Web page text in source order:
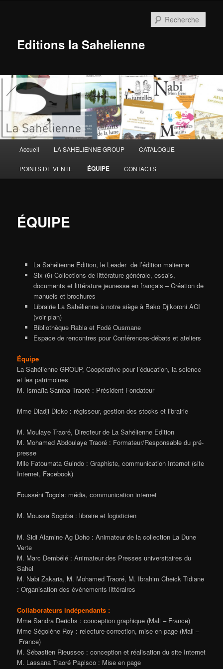
Editions la Sahelienne
principal
Accueil LA SAHELIENNE GROUP CATALOGUE
POINTS DE VENTE ÉQUIPE CONTACTS
ÉQUIPE
La Sahélienne Edition, le Leader de l’édition malienne
Six (6) Collections de littérature générale, essais,
documents et littérature jeunesse en français – Création de
manuels et brochures
Librairie La Sahélienne à notre siège à Bako Djikoroni ACI
(voir plan)
Bibliothèque Rabia et Fodé Ousmane
Espace de rencontres pour Conférences-débats et ateliers
Équipe
La Sahélienne GROUP, Coopérative pour l’éducation, la science
et les patrimoines
M. Ismaïla Samba Traoré : Président-Fondateur
Mme Diadji Dicko : régisseur, gestion des stocks et librairie
M. Moulaye Traoré, Directeur de La Sahélienne Edition
M. Mohamed Abdoulaye Traoré : Formateur/Responsable du pré-
presse
Mlle Fatoumata Guindo : Graphiste, communication Internet (site
Internet, Facebook)
Fousséni Togola: média, communication internet
M. Moussa Sogoba : libraire et logisticien
M. Sidi Alamine Ag Doho : Animateur de la collection La Dune
Verte
M. Marc Dembélé : Animateur des Presses universitaires du
Sahel
M. Nabi Zakaria, M. Mohamed Traoré, M. Ibrahim Cheick Tidiane
: Organisation des évènements littéraires
Collaborateurs indépendants :
Mme Sandra Derichs : conception graphique (Mali – France)
Mme Ségolène Roy : relecture-correction, mise en page (Mali –
France)
M. Sébastien Rieussec : conception et réalisation du site Internet
M. Lassana Traoré Papisco : Mise en page